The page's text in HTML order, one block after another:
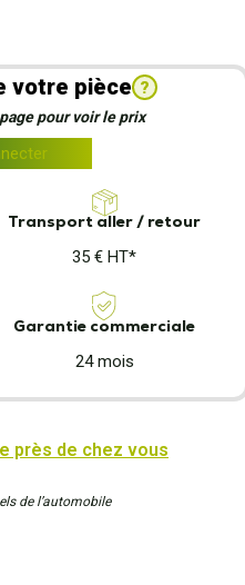
votre pièce ?
pour voir le prix
Transport aller / retour
35 € HT*
Garantie commerciale
24 mois
près de chez vous
de l’automobile